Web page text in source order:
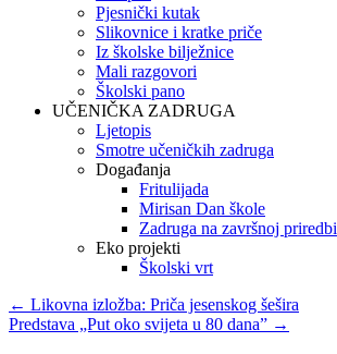
Pjesnički kutak
Slikovnice i kratke priče
Iz školske bilježnice
Mali razgovori
Školski pano
UČENIČKA ZADRUGA
Ljetopis
Smotre učeničkih zadruga
Događanja
Fritulijada
Mirisan Dan škole
Zadruga na završnoj priredbi
Eko projekti
Školski vrt
← Likovna izložba: Priča jesenskog šešira
Predstava „Put oko svijeta u 80 dana” →